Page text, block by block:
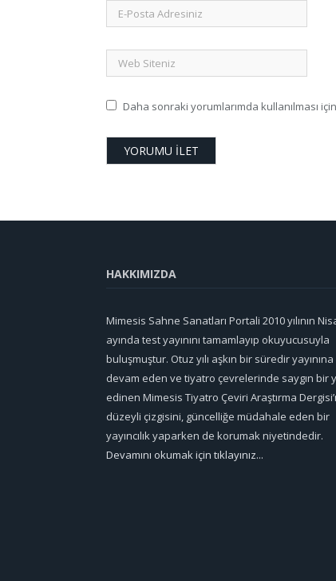
Daha sonraki yorumlarımda kullanılması
HAKKIMIZDA
Mimesis Sahne Sanatları Portali 2010 yılının
ayında test yayınını tamamlayıp okuyucusuyla
buluşmuştur. Otuz yılı aşkın bir süredir yayınına
devam eden ve tiyatro çevrelerinde saygın bir
edinen Mimesis Tiyatro Çeviri Araştırma
düzeyli çizgisini, güncelliğe müdahale eden bir
yayıncılık yaparken de korumak niyetindedir.
Devamını okumak için tıklayınız...